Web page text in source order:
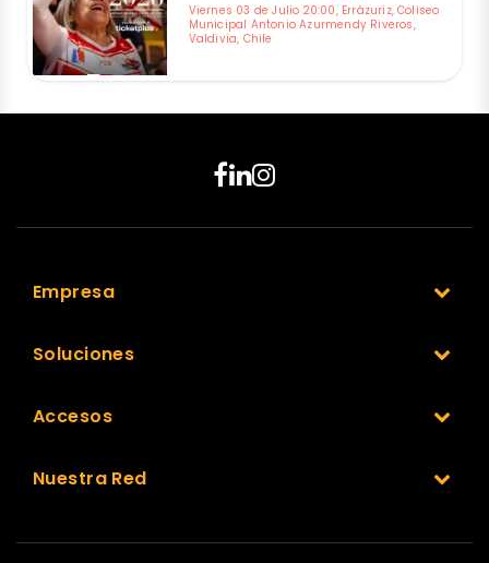
Viernes 03 de Julio 20:00, Errázuriz, Coliseo
Municipal Antonio Azurmendy Riveros,
Valdivia, Chile
Empresa
Soluciones
Accesos
Nuestra Red